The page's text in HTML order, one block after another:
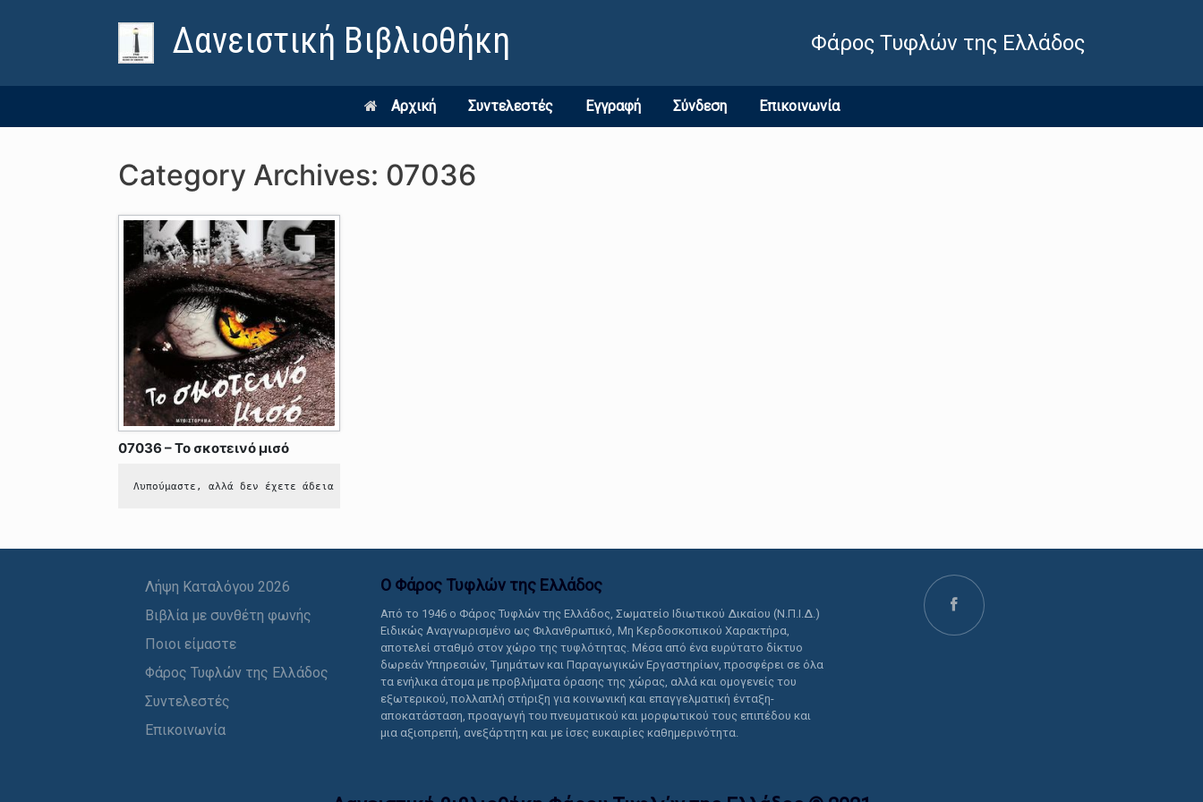
Δανειστική Βιβλιοθήκη Φάρος Τυφλών της Ελλάδος
Αρχική Συντελεστές Εγγραφή Σύνδεση Επικοινωνία
Category Archives: 07036
07036 – Το σκοτεινό μισό
Λυπούμαστε, αλλά δεν έχετε άδεια να δείτε αυτό το περιεχόμενο.
Λήψη Καταλόγου 2026
Βιβλία με συνθέτη φωνής
Ποιοι είμαστε
Φάρος Τυφλών της Ελλάδος
Συντελεστές
Επικοινωνία
Ο Φάρος Τυφλών της Ελλάδoς
Από το 1946 ο Φάρος Τυφλών της Ελλάδος, Σωματείο Ιδιωτικού Δικαίου (Ν.Π.Ι.Δ.)
Ειδικώς Αναγνωρισμένο ως Φιλανθρωπικό, Μη Κερδοσκοπικού Χαρακτήρα,
αποτελεί σταθμό στον χώρο της τυφλότητας. Μέσα από ένα ευρύτατο δίκτυο
δωρεάν Υπηρεσιών, Τμημάτων και Παραγωγικών Εργαστηρίων, προσφέρει σε όλα
τα ενήλικα άτομα με προβλήματα όρασης της χώρας, αλλά και ομογενείς του
εξωτερικού, πολλαπλή στήριξη για κοινωνική και επαγγελματική ένταξη-
αποκατάσταση, προαγωγή του πνευματικού και μορφωτικού τους επιπέδου και
μια αξιοπρεπή, ανεξάρτητη και με ίσες ευκαιρίες καθημερινότητα.